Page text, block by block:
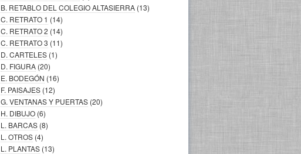
B. RETABLO DEL COLEGIO ALTASIERRA (13)
C. RETRATO 1 (14)
C. RETRATO 2 (14)
C. RETRATO 3 (11)
D. CARTELES (1)
D. FIGURA (20)
E. BODEGÓN (16)
F. PAISAJES (12)
G. VENTANAS Y PUERTAS (20)
H. DIBUJO (6)
L. BARCAS (8)
L. OTROS (4)
L. PLANTAS (13)